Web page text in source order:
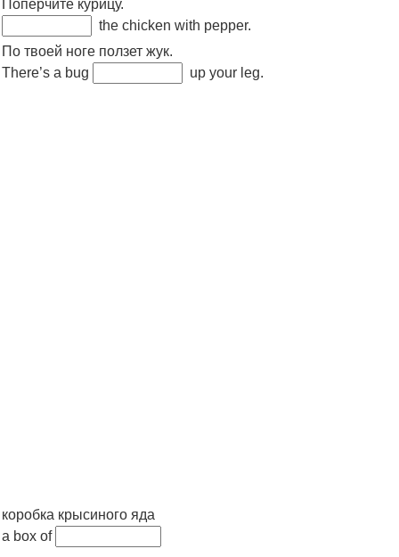
Поперчите курицу.
the chicken with pepper.
По твоей ноге ползет жук.
There’s a bug
up your leg.
коробка крысиного яда
a box of